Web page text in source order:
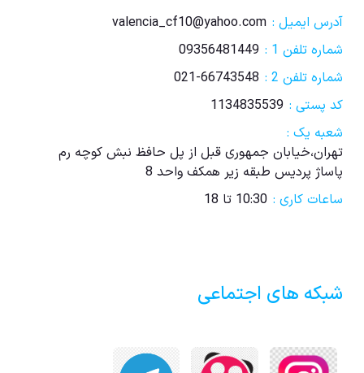
آدرس ایمیل : valencia_cf10@yahoo.com
شماره تلفن 1 :
09356481449
شماره تلفن 2 :
021-66743548
کد پستی : 1134835539
شعبه یک :
تهران،خیابان جمهوری قبل از پل حافظ نبش کوچه رم
پاساژ پردیس طبقه زیر همکف واحد 8
ساعات کاری : 10:30 تا 18
شبکه های اجتماعی